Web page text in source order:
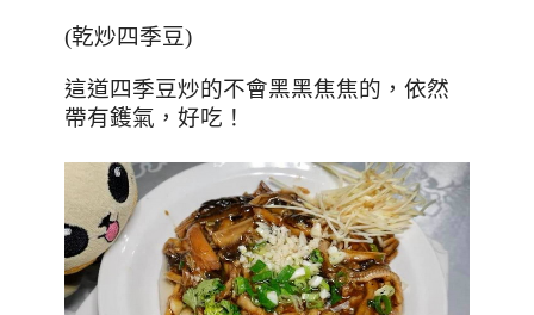
(乾炒四季豆)
這道四季豆炒的不會黑黑焦焦的，依然
帶有鑊氣，好吃！